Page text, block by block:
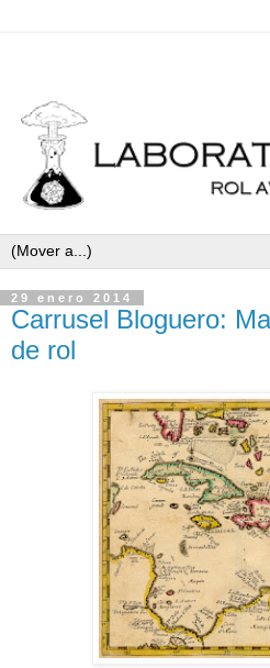
29 enero 2014
Carrusel Bloguero:
de rol